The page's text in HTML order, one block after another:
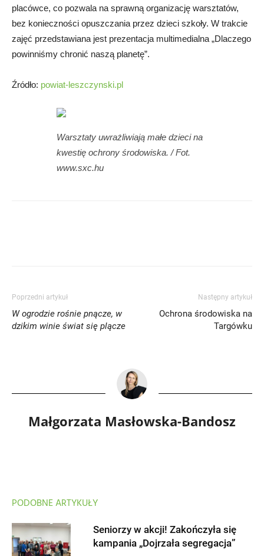
placówce, co pozwala na sprawną organizację warsztatów,
bez konieczności opuszczania przez dzieci szkoły. W trakcie
zajęć przedstawiana jest prezentacja multimedialna „Dlaczego
powinniśmy chronić naszą planetę”.
Źródło: powiat-leszczynski.pl
Warsztaty uwrażliwiają małe dzieci na
kwestię ochrony środowiska. / Fot.
www.sxc.hu
Poprzedni artykuł
W ogrodzie rośnie pnącze, w
dzikim winie świat się plącze
Następny artykuł
Ochrona środowiska na
Targówku
Małgorzata Masłowska-Bandosz
PODOBNE ARTYKUŁY
Seniorzy w akcji! Zakończyła się
kampania „Dojrzała segregacja”